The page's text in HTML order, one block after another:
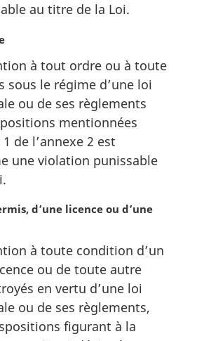
au titre de la Loi.
à tout ordre ou à toute
sous le régime d’une loi
ou de ses règlements
mentionnées
de l’annexe 2 est
une violation punissable
d’une licence ou d’une
à toute condition d’un
ou de toute autre
en vertu d’une loi
ou de ses règlements,
figurant à la